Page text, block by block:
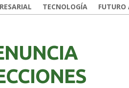
TECNOLOGÍA FUTURO